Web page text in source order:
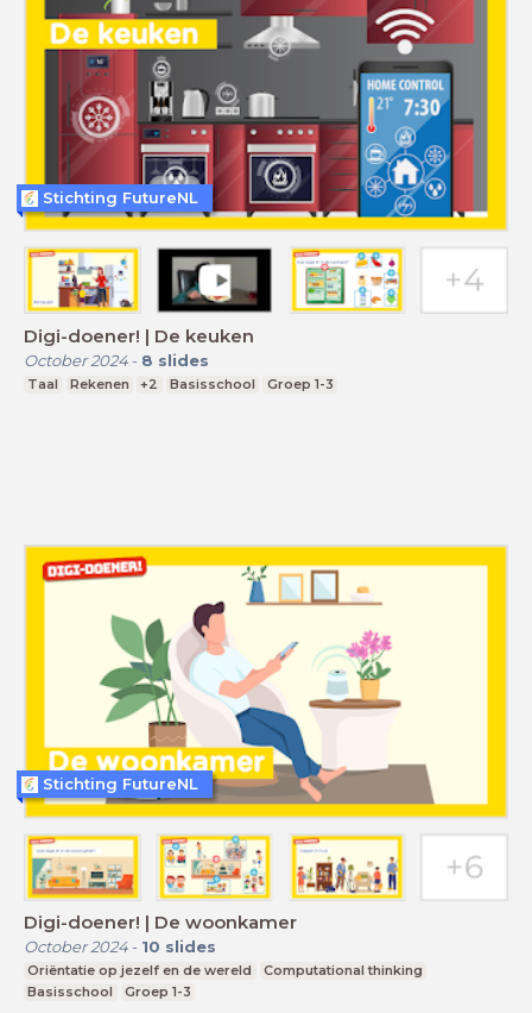
Digi-doener! | De keuken
October 2024- 8 slides
Taal Rekenen +2 Basisschool Groep 1-3
Stichting FutureNL
Digi-doener! | De woonkamer
October 2024- 10 slides
Oriëntatie op jezelf en de wereld
Computational thinking
Basisschool
Groep 1-3
Stichting FutureNL